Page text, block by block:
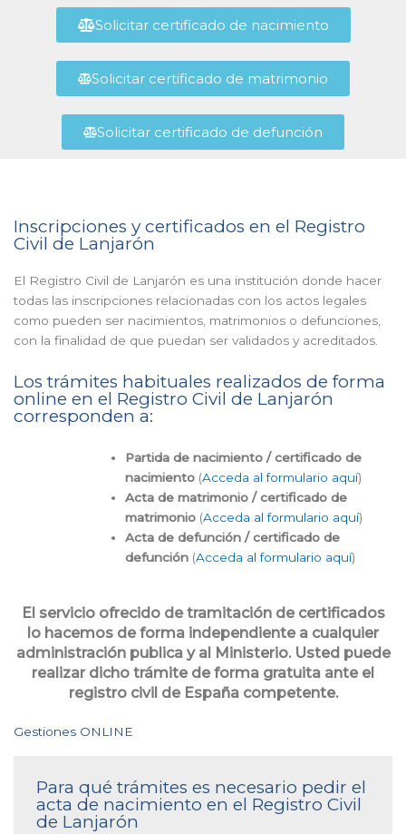
Solicitar certificado de nacimiento
Solicitar certificado de matrimonio
Solicitar certificado de defunción
Inscripciones y certificados en el Registro
Civil de Lanjarón
El Registro Civil de Lanjarón es una institución donde hacer
todas las inscripciones relacionadas con los actos legales
como pueden ser nacimientos, matrimonios o defunciones,
con la finalidad de que puedan ser validados y acreditados.
Los trámites habituales realizados de forma
online en el Registro Civil de Lanjarón
corresponden a:
Partida de nacimiento / certificado de
nacimiento (Acceda al formulario aquí)
Acta de matrimonio / certificado de
matrimonio (Acceda al formulario aquí)
Acta de defunción / certificado de
defunción (Acceda al formulario aquí)
El servicio ofrecido de tramitación de certificados
lo hacemos de forma independiente a cualquier
administración publica y al Ministerio. Usted puede
realizar dicho trámite de forma gratuita ante el
registro civil de España competente.
Gestiones ONLINE
Para qué trámites es necesario pedir el
acta de nacimiento en el Registro Civil
de Lanjarón